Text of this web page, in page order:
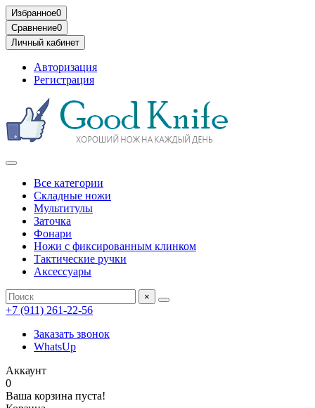
Избранное0
Сравнение0
Личный кабинет
Авторизация
Регистрация
Все категории
Складные ножи
Мультитулы
Заточка
Фонари
Ножи с фиксированным клинком
Тактические ручки
Аксессуары
×
+7 (911) 261-22-56
Заказать звонок
WhatsUp
Аккаунт
0
Ваша корзина пуста!